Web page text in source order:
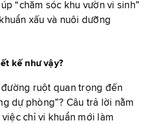
“chăm sóc khu vườn vi sinh”
xấu và nuôi dưỡng
kế như vậy?
ruột quan trọng đến
dự phòng”? Câu trả lời nằm
chỉ vi khuẩn mới làm